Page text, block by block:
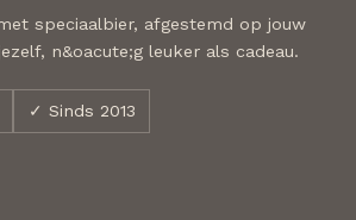
speciaalbier, afgestemd op jouw
n&oacute;g leuker als cadeau.
✓ Sinds 2013